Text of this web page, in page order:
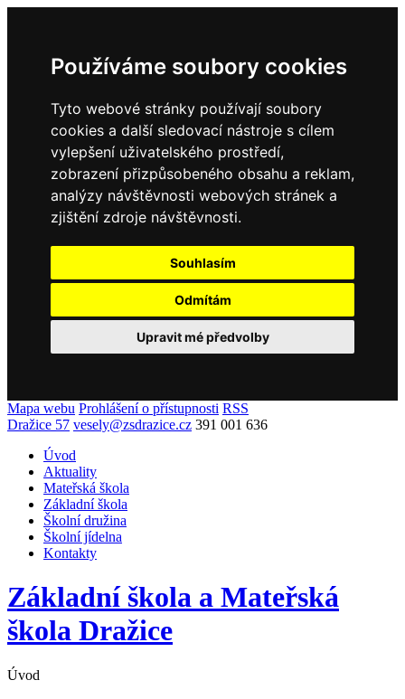
Používáme soubory cookies
Tyto webové stránky používají soubory
cookies a další sledovací nástroje s cílem
vylepšení uživatelského prostředí,
zobrazení přizpůsobeného obsahu a reklam,
analýzy návštěvnosti webových stránek a
zjištění zdroje návštěvnosti.
Souhlasím
Odmítám
Upravit mé předvolby
Mapa webu Prohlášení o přístupnosti RSS
Dražice 57 vesely@zsdrazice.cz 391 001 636
Úvod
Aktuality
Mateřská škola
Základní škola
Školní družina
Školní jídelna
Kontakty
Základní škola a Mateřská
škola Dražice
Úvod